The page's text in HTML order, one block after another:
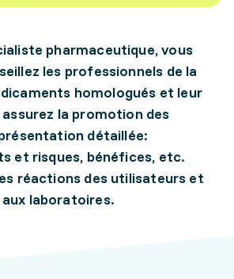
pharmaceutique, vous
les professionnels de la
homologués et leur
la promotion des
détaillée:
et risques, bénéfices, etc.
réactions des utilisateurs et
laboratoires.